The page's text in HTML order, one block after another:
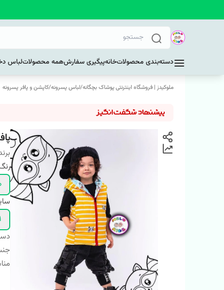
دسته‌بندی محصولاتخانهپیگیری سفارشهمه محصولاتلباس
ملوکیدز | فروشگاه اینترنتی پوشاک بچگانه/لباس پسرونه/کاپشن و پافر پسرونه
1